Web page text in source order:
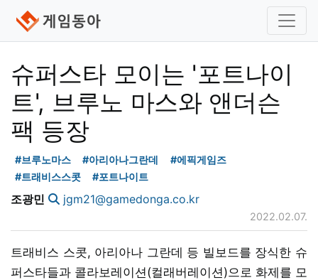
슈퍼스타 모이는 '포트나이
트', 브루노 마스와 앤더슨
팩 등장
#브루노마스 #아리아나그란데
#에픽게임즈
#트래비스스콧
#포트나이트
조광민 jgm21@gamedonga.co.kr
2022.02.07.
트래비스 스콧, 아리아나 그란데 등 빌보드를 장식한 슈
퍼스타들과 콜라보레이션(컬래버레이션)으로 화제를 모